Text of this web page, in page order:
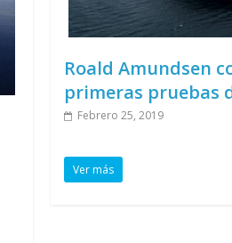
Roald Amundsen
primeras pruebas
Febrero 25, 2019
Ver más